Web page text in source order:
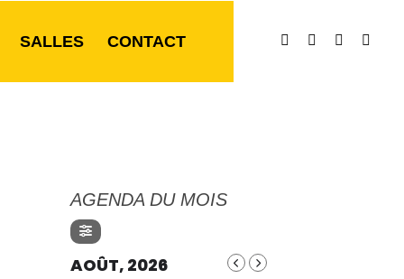
SALLES CONTACT
AGENDA DU MOIS
AOÛT, 2026